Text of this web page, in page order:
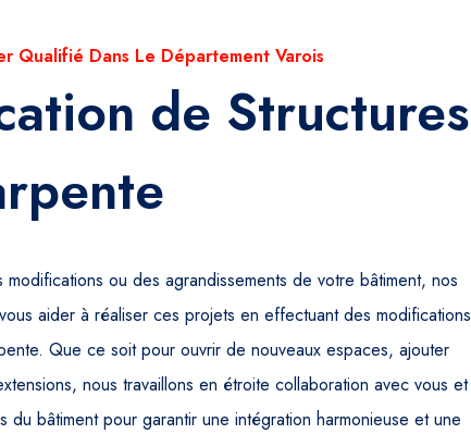
Qualifié Dans Le Département Varois
de Structures
ou des agrandissements de votre bâtiment, nos
aider à réaliser ces projets en effectuant des modifications
Que ce soit pour ouvrir de nouveaux espaces, ajouter
nous travaillons en étroite collaboration avec vous et
du bâtiment pour garantir une intégration harmonieuse et une